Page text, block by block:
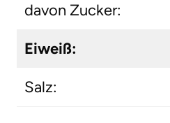
davon Zucker:
Eiweiß:
Salz: